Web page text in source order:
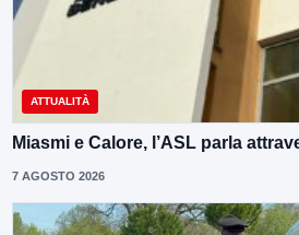
ATTUALITÀ
Miasmi e Calore, l’ASL parla
7 AGOSTO 2026